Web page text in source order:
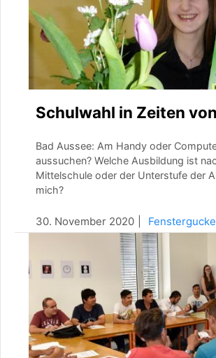
Schulwahl in Zeiten
Bad Aussee: Am Handy oder
aussuchen? Welche Ausbildung ist
Mittelschule oder der Unterstufe der
mich?
30. November 2020